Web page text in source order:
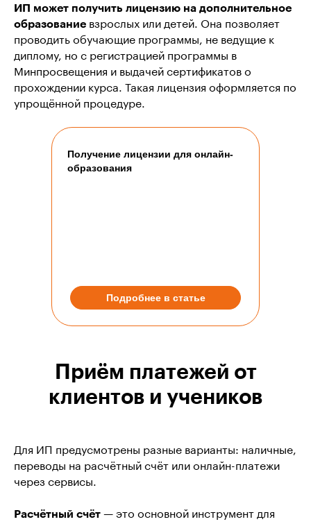
ИП может получить лицензию на дополнительное
образование взрослых или детей. Она позволяет
проводить обучающие программы, не ведущие к
диплому, но с регистрацией программы в
Минпросвещения и выдачей сертификатов о
прохождении курса. Такая лицензия оформляется по
упрощённой процедуре.
Получение лицензии для онлайн-
образования
Подробнее в статье
Приём платежей от
клиентов и учеников
Для ИП предусмотрены разные варианты: наличные,
переводы на расчётный счёт или онлайн-платежи
через сервисы.
Расчётный счёт — это основной инструмент для